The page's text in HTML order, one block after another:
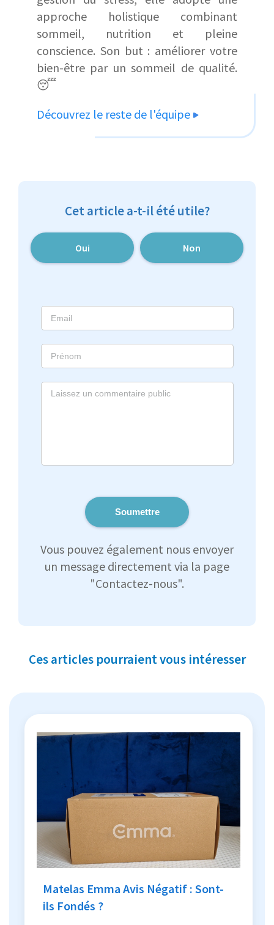
approche holistique combinant
sommeil, nutrition et pleine
conscience. Son but : améliorer votre
bien-être par un sommeil de qualité.
😴
Découvrez le reste de l'équipe
Cet article a-t-il été utile?
Oui Non
Soumettre
Vous pouvez également nous envoyer
un message directement via la page
"Contactez-nous".
Ces articles pourraient vous intéresser
Matelas Emma Avis Négatif : Sont-
ils Fondés ?